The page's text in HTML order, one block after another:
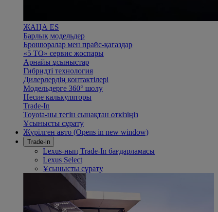
ЖАҢА ES
Барлық модельдер
Брошюралар мен прайс-қағаздар
«5 ТО» сервис жоспары
Арнайы ұсыныстар
Гибридті технология
Дилерлердің контактілері
Модельдерге 360° шолу
Несие калькуляторы
Trade-In
Toyota-ны тегін сынақтан өткізіңіз
Ұсынысты сұрату
Жүрілген авто (Opens in new window)
Trade-in
Lexus-ның Trade-In бағдарламасы
Lexus Select
Ұсынысты сұрату